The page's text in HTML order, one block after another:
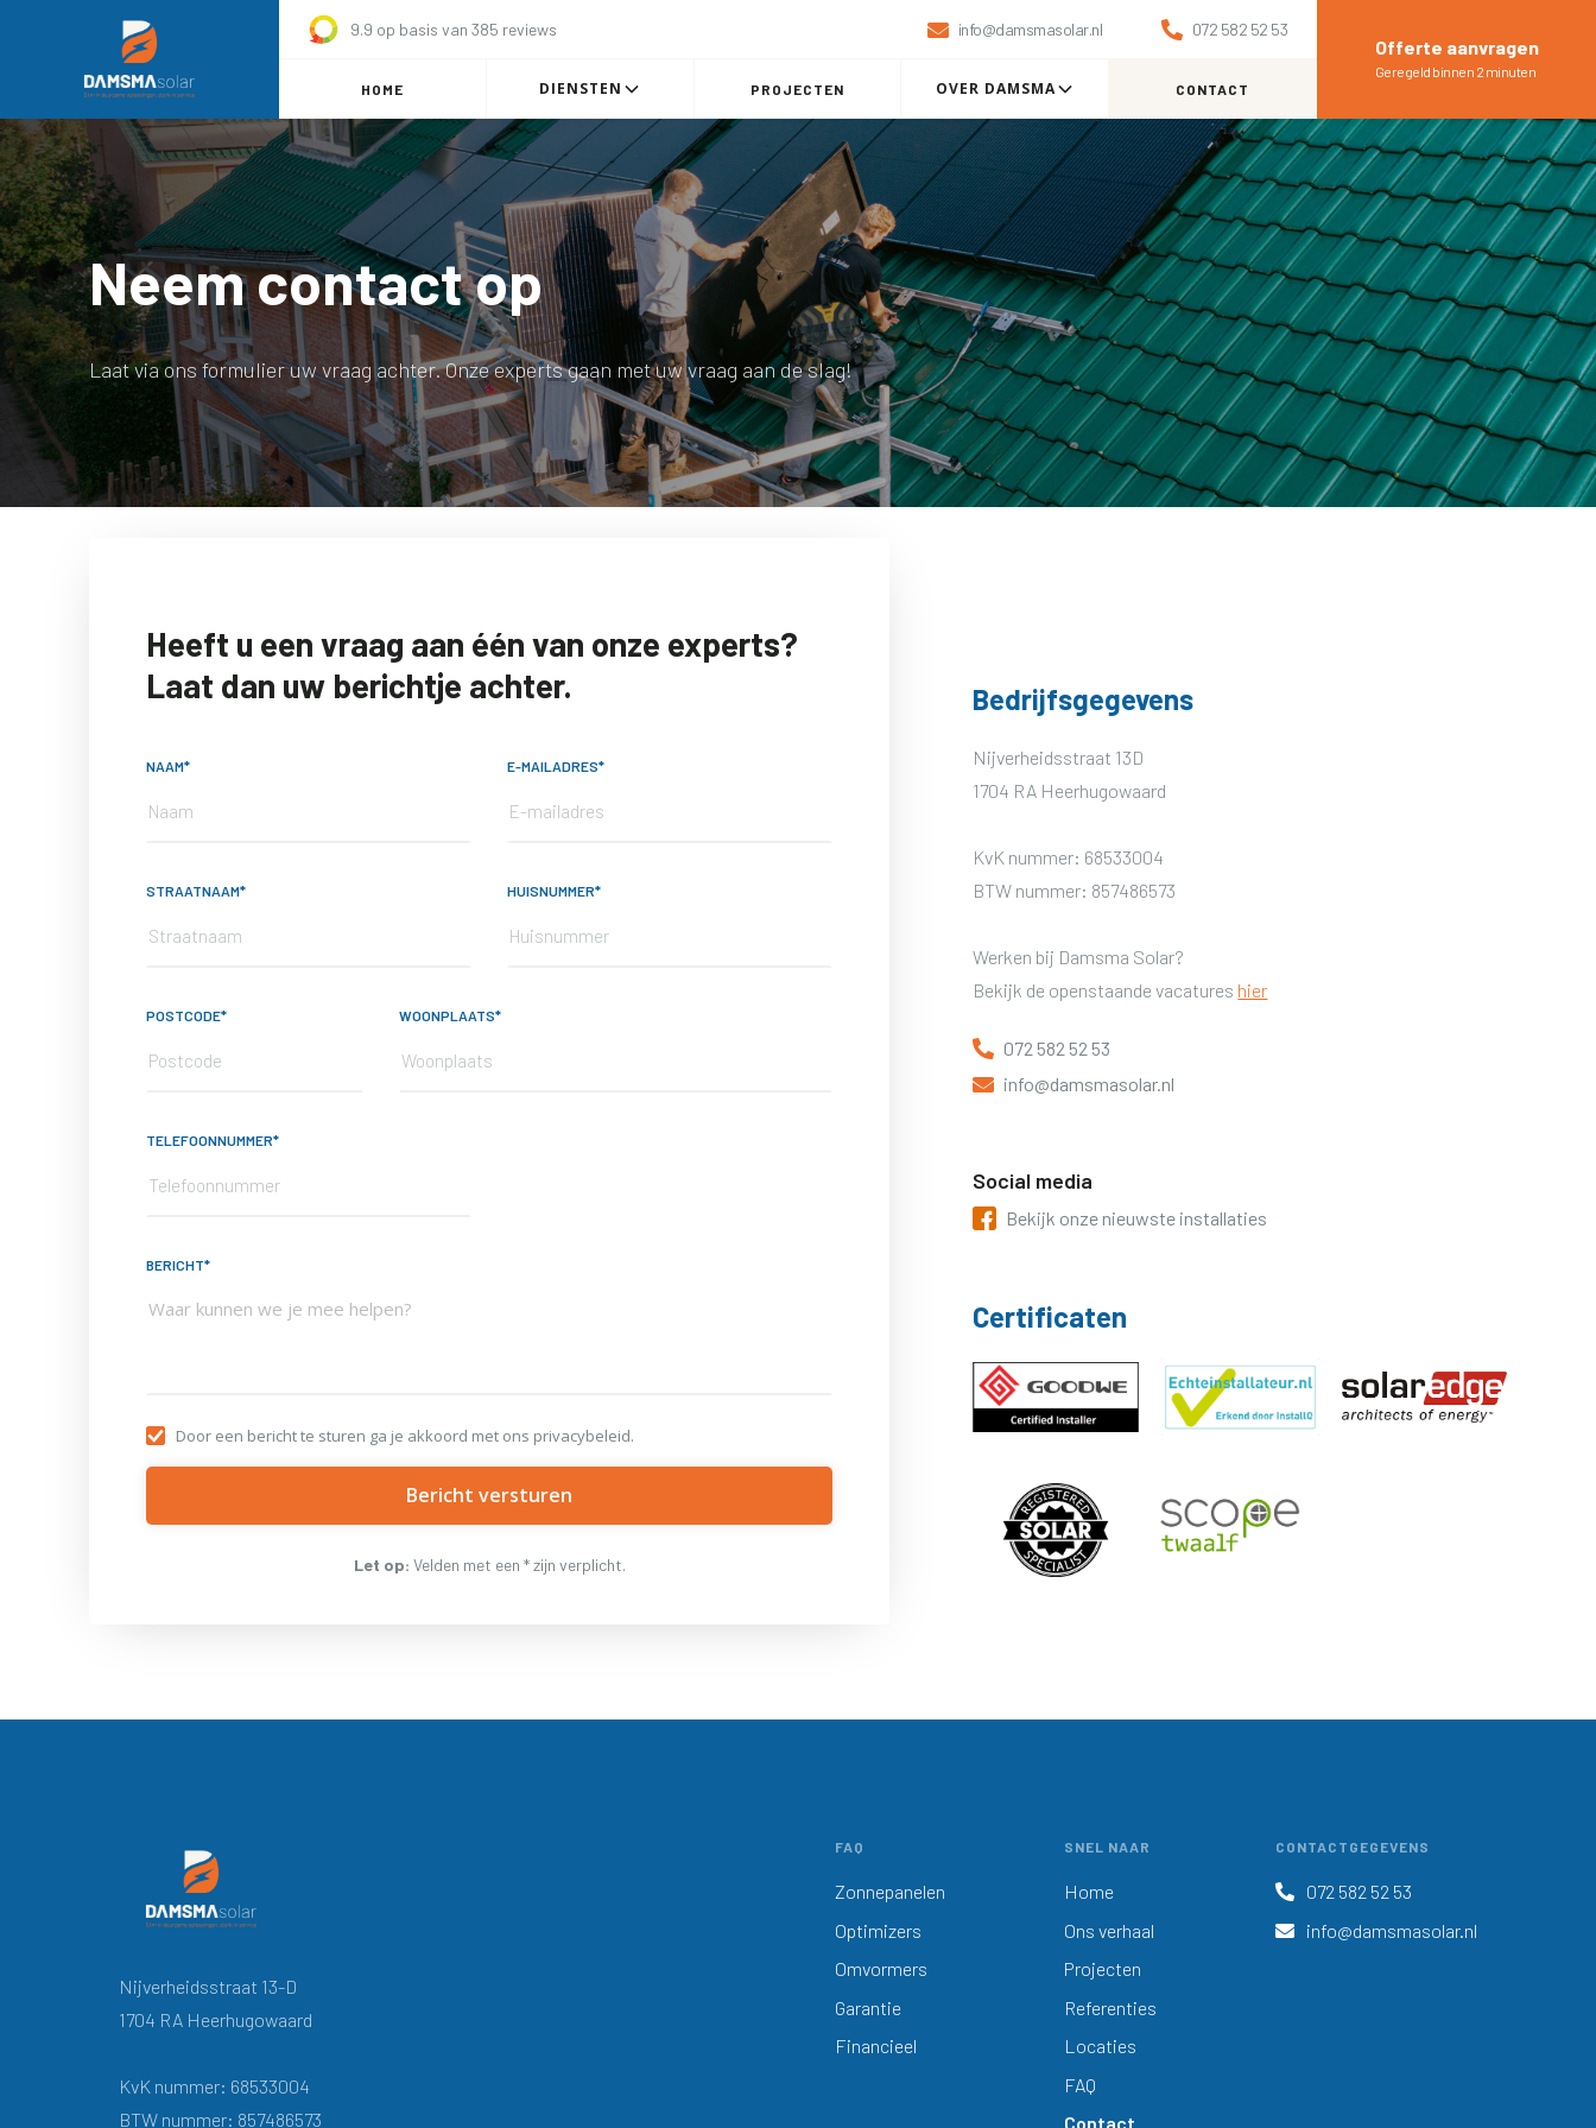
9.9 op basis van 385 reviews  info@damsmasolar.nl  072 582 52 53
HOME DIENSTEN PROJECTEN OVER DAMSMA CONTACT
Offerte aanvragen
Geregeld binnen 2 minuten
Neem contact op
Laat via ons formulier uw vraag achter. Onze experts gaan met uw vraag aan de slag!
Heeft u een vraag aan één van onze experts?
Laat dan uw berichtje achter.
NAAM* E-MAILADRES*
STRAATNAAM* HUISNUMMER*
POSTCODE* WOONPLAATS*
TELEFOONNUMMER*
BERICHT*
Door een bericht te sturen ga je akkoord met ons privacybeleid.
Let op: Velden met een * zijn verplicht.
Bedrijfsgegevens
Nijverheidsstraat 13D
1704 RA Heerhugowaard
KvK nummer: 68533004
BTW nummer: 857486573
Werken bij Damsma Solar?
Bekijk de openstaande vacatures hier
 072 582 52 53
 info@damsmasolar.nl
Social media
Bekijk onze nieuwste installaties
Certificaten
Nijverheidsstraat 13-D
1704 RA Heerhugowaard
KvK nummer: 68533004
BTW nummer: 857486573
FAQ
Zonnepanelen
Optimizers
Omvormers
Garantie
Financieel
SNEL NAAR
Home
Ons verhaal
Projecten
Referenties
Locaties
FAQ
Contact
CONTACTGEGEVENS
 072 582 52 53
 info@damsmasolar.nl